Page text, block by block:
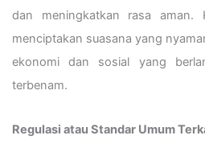
dan meningkatkan rasa aman.
menciptakan suasana yang
ekonomi dan sosial yang
terbenam.
Regulasi atau Standar Umum